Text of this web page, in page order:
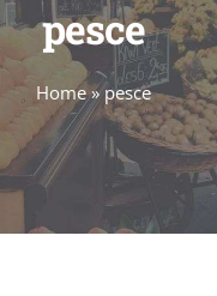
pesce
Home»pesce